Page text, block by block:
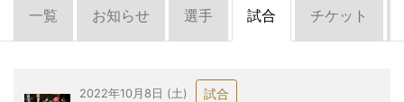
一覧 お知らせ 選手 試合 チケット
2022年10月8日 (土) 試合